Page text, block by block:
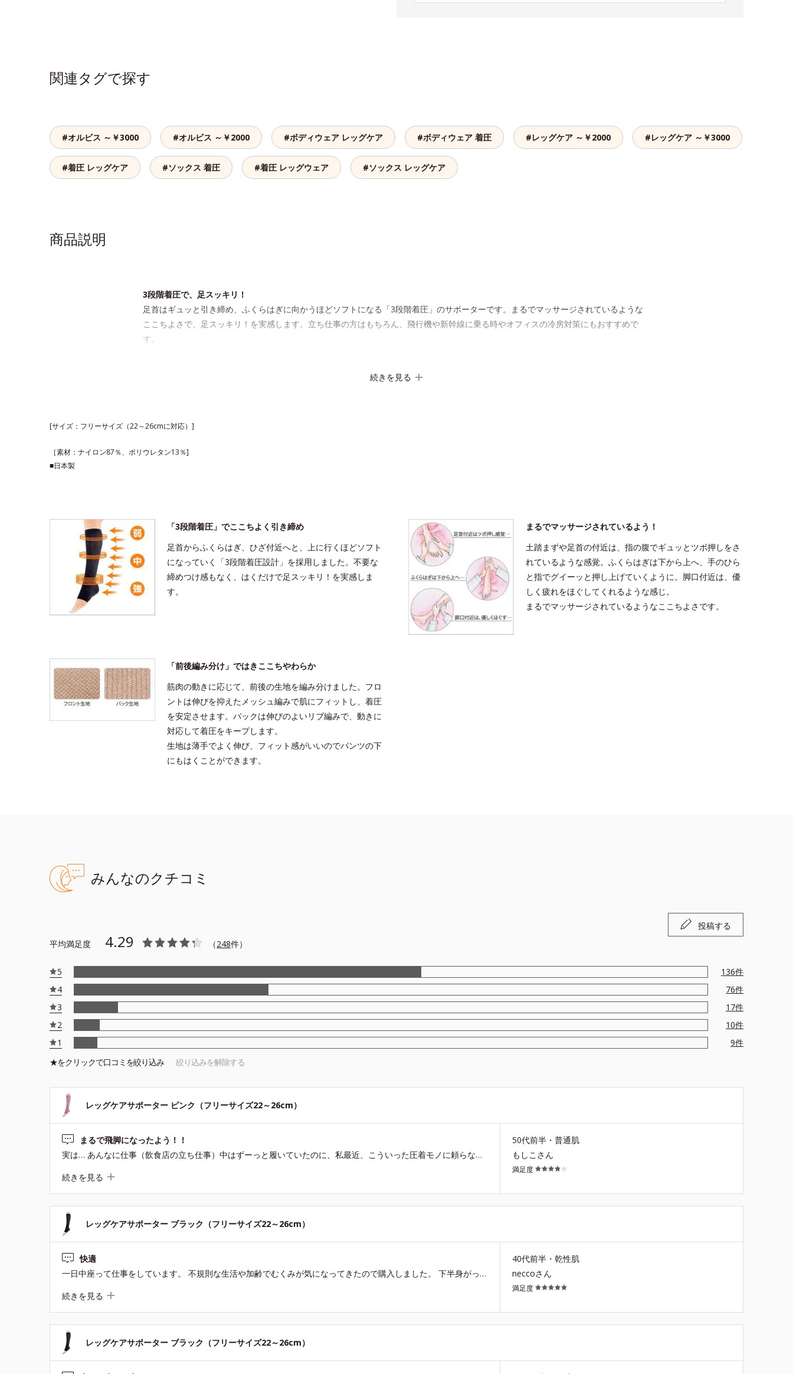
関連タグで探す
#オルビス ～￥3000 #オルビス ～￥2000 #ボディウェア レッグケア #ボディウェア 着圧 #レッグケア ～￥2000 #レッグケア ～￥3000
#着圧 レッグケア #ソックス 着圧 #着圧 レッグウェア #ソックス レッグケア
商品説明
3段階着圧で、足スッキリ！
足首はギュッと引き締め、ふくらはぎに向かうほどソフトになる「3段階着圧」のサポーターです。まるでマッサージされているような
ここちよさで、足スッキリ！を実感します。立ち仕事の方はもちろん、飛行機や新幹線に乗る時やオフィスの冷房対策にもおすすめで
す。
よく伸びる糸を使い、筋肉の動きに応じて前後の生地を編み分けているから、着圧サポーターにありがちなキツさがありません。立ち仕
続きを見る
[サイズ：フリーサイズ（22～26cmに対応）]
［素材：ナイロン87％、ポリウレタン13％]
■日本製
「3段階着圧」でここちよく引き締め
足首からふくらはぎ、ひざ付近へと、上に行くほどソフト
になっていく「3段階着圧設計」を採用しました。不要な
締めつけ感もなく、はくだけで足スッキリ！を実感しま
す。
まるでマッサージされているよう！
土踏まずや足首の付近は、指の腹でギュッとツボ押しをさ
れているような感覚。ふくらはぎは下から上へ、手のひら
と指でグイーッと押し上げていくように。脚口付近は、優
しく疲れをほぐしてくれるような感じ。
まるでマッサージされているようなここちよさです。
「前後編み分け」ではきここちやわらか
筋肉の動きに応じて、前後の生地を編み分けました。フロ
ントは伸びを抑えたメッシュ編みで肌にフィットし、着圧
を安定させます。バックは伸びのよいリブ編みで、動きに
対応して着圧をキープします。
生地は薄手でよく伸び、フィット感がいいのでパンツの下
にもはくことができます。
みんなのクチコミ
平均満足度 4.29 （248件）
5 136件
4
76件
3
17件
2
10件
1
9件
★をクリックで口コミを絞り込み 絞り込みを解除する
レッグケアサポーター ピンク（フリーサイズ22～26cm）
まるで飛脚になったよう！！
実は… あんなに仕事（飲食店の立ち仕事）中はずーっと履いていたのに、私最近、こういった圧着モノに頼らなくても、そこそこ疲れ知らずになってきたんです。…いや、店がヒマになってきただけかも。 でも、そうはいっても、このサポーター、出勤の荷物には忍ばせてあります。週の後半だとか、今日は走り回りそうだなーという日、これを装着すると…やっぱり脚の軽さが違う！まるで飛脚にでもなったよう！ また、他の圧着商品と比べて、つま先が出ているので、足指が解放されてるのも良いです。 文句があるとすれば…ナイロンなので、履く靴によっては滑ってしまうところ。あと男性も履きやすいように（もしくはもう少しライトな圧が良いという人向けに）大きめサイズもあるといいな〜と思います。
続きを見る
50代前半・普通肌
もしこさん
満足度
レッグケアサポーター ブラック（フリーサイズ22～26cm）
快適
一日中座って仕事をしています。 不規則な生活や加齢でむくみが気になってきたので購入しました。 下半身がっちりで背があり足も太いですが程良いキツさで快適。自宅の階段を上がる時も足が軽いです。 カラーもシンプルな1色なので外出時も履けそうです。 私の体格で割とぴったりなので小柄・細い方はゆるいかもしれません。 サイズ展開があると嬉しいです。
続きを見る
40代前半・乾性肌
neccoさん
満足度
レッグケアサポーター ブラック（フリーサイズ22～26cm）
投稿する